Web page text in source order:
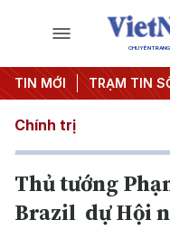
CHUYÊN
TIN MỚI TRẠM TIN
Nghị quyết thành
Chính trị
Thủ tướng
Brazil dự Hội